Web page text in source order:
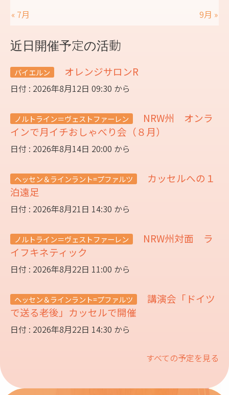
« 7月
9月 »
近日開催予定の活動
バイエルン オレンジサロンR
日付 : 2026年8月12日 09:30 から
ノルトライン＝ヴェストファーレン
NRW州 オンラ
インで月イチおしゃべり会（８月）
日付 : 2026年8月14日 20:00 から
ヘッセン＆ラインラント=プファルツ
カッセルへの１
泊遠足
日付 : 2026年8月21日 14:30 から
ノルトライン＝ヴェストファーレン
NRW州対面 ラ
イフキネティック
日付 : 2026年8月22日 11:00 から
ヘッセン＆ラインラント=プファルツ
講演会「ドイツ
で送る老後」カッセルで開催
日付 : 2026年8月22日 14:30 から
すべての予定を見る